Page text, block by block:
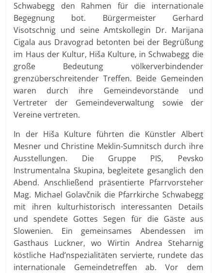
Schwabegg den Rahmen für die internationale
Begegnung bot. Bürgermeister Gerhard
Visotschnig und seine Amtskollegin Dr. Marijana
Cigala aus Dravograd betonten bei der Begrüßung
im Haus der Kultur, Hiša Kulture, in Schwabegg die
große Bedeutung völkerverbindender
grenzüberschreitender Treffen. Beide Gemeinden
waren durch ihre Gemeindevorstände und
Vertreter der Gemeindeverwaltung sowie der
Vereine vertreten.
In der Hiša Kulture führten die Künstler Albert
Mesner und Christine Meklin-Sumnitsch durch ihre
Ausstellungen. Die Gruppe PIS, Pevsko
Instrumentalna Skupina, begleitete gesanglich den
Abend. Anschließend präsentierte Pfarrvorsteher
Mag. Michael Golavčnik die Pfarrkirche Schwabegg
mit ihren kulturhistorisch interessanten Details
und spendete Gottes Segen für die Gäste aus
Slowenien. Ein gemeinsames Abendessen im
Gasthaus Luckner, wo Wirtin Andrea Steharnig
köstliche Had’nspezialitäten servierte, rundete das
internationale Gemeindetreffen ab. Vor dem